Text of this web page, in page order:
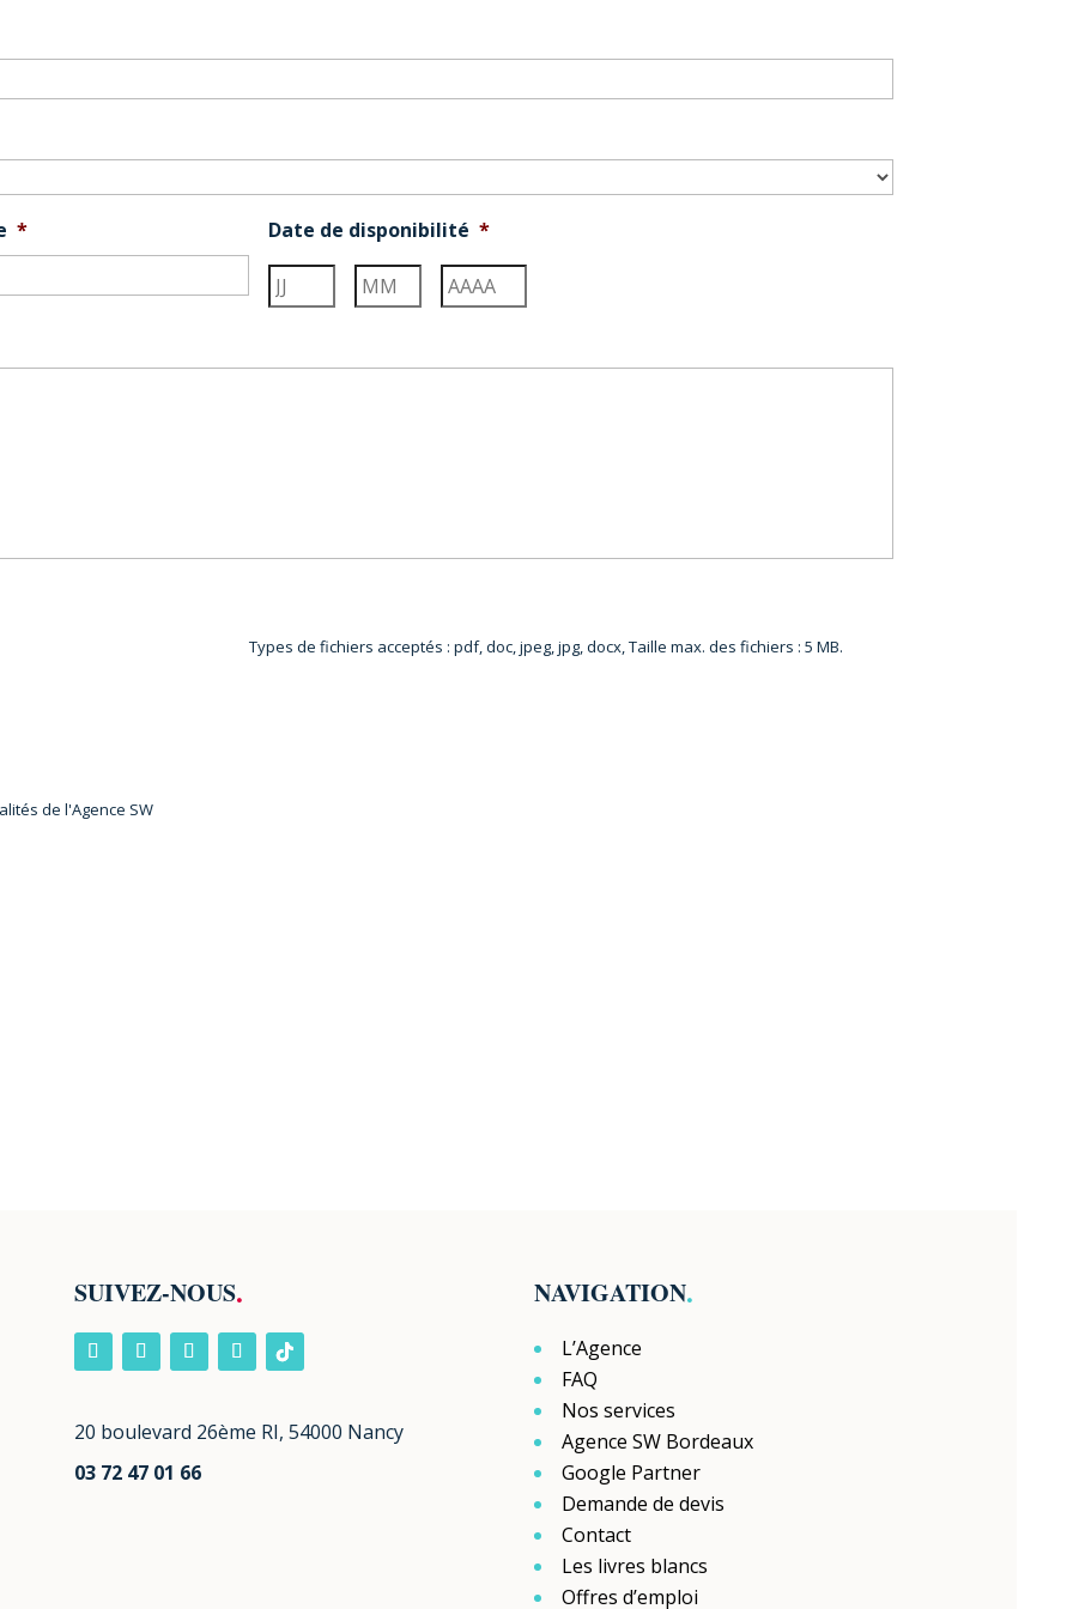
* Date de disponibilité *
Types de fichiers acceptés : pdf, doc, jpeg, jpg, docx, Taille max. des fichiers : 5 MB.
de l'Agence SW
SUIVEZ-NOUS.
20 boulevard 26ème RI, 54000 Nancy
03 72 47 01 66
NAVIGATION.
L’Agence
FAQ
Nos services
Agence SW Bordeaux
Google Partner
Demande de devis
Contact
Les livres blancs
Offres d’emploi